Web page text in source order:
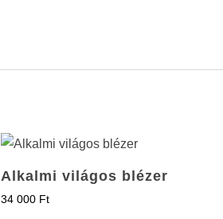
Alkalmi világos blézer
34 000 Ft